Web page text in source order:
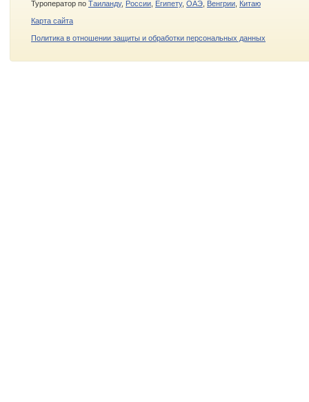
Туроператор по Таиланду, России Египету, ОАЭ Венгрии Китаю
Карта сайта
Политика в отношении защиты и обработки персональных данных